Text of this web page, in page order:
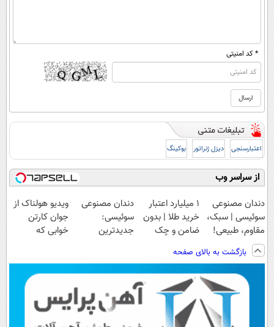
* کد امنیتی
اعتبارسنجی دیزل ژنراتور بوکینگ
از سراسر وب
دندان مصنوعی
سوئیسی | سبک،
مقاوم، طبیعی!
ویزیت
رایگان+پرداخت
اقساطی😍
۱ میلیارد اعتبار
خرید طلا | بدون
ضامن و چک
دندان مصنوعی
سوئیسی:
جدیدترین
پرداخت قسطی
ویدیو هولناک از
جوان کارتن
خوابی که
بازگشت به بالای صفحه